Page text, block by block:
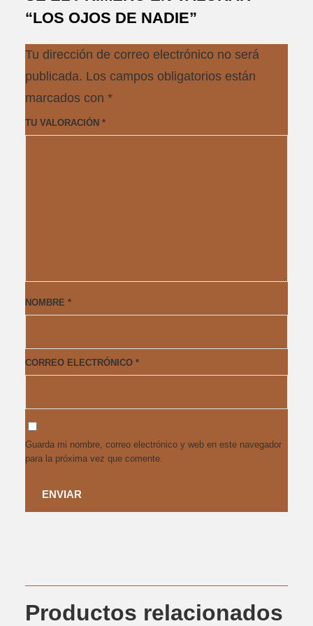
“LOS OJOS DE NADIE”
Tu dirección de correo electrónico no será
publicada. Los campos obligatorios están
marcados con *
TU VALORACIÓN *
NOMBRE *
CORREO ELECTRÓNICO *
Guarda mi nombre, correo electrónico y web en este navegador
para la próxima vez que comente.
Productos relacionados